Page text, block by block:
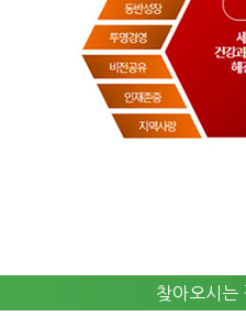
찾아오시는